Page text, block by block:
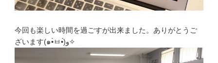
今回も楽しい時間を過ごすが出来ました。ありがとうご
ざいます(๑•̀ㅂ•́)و✧